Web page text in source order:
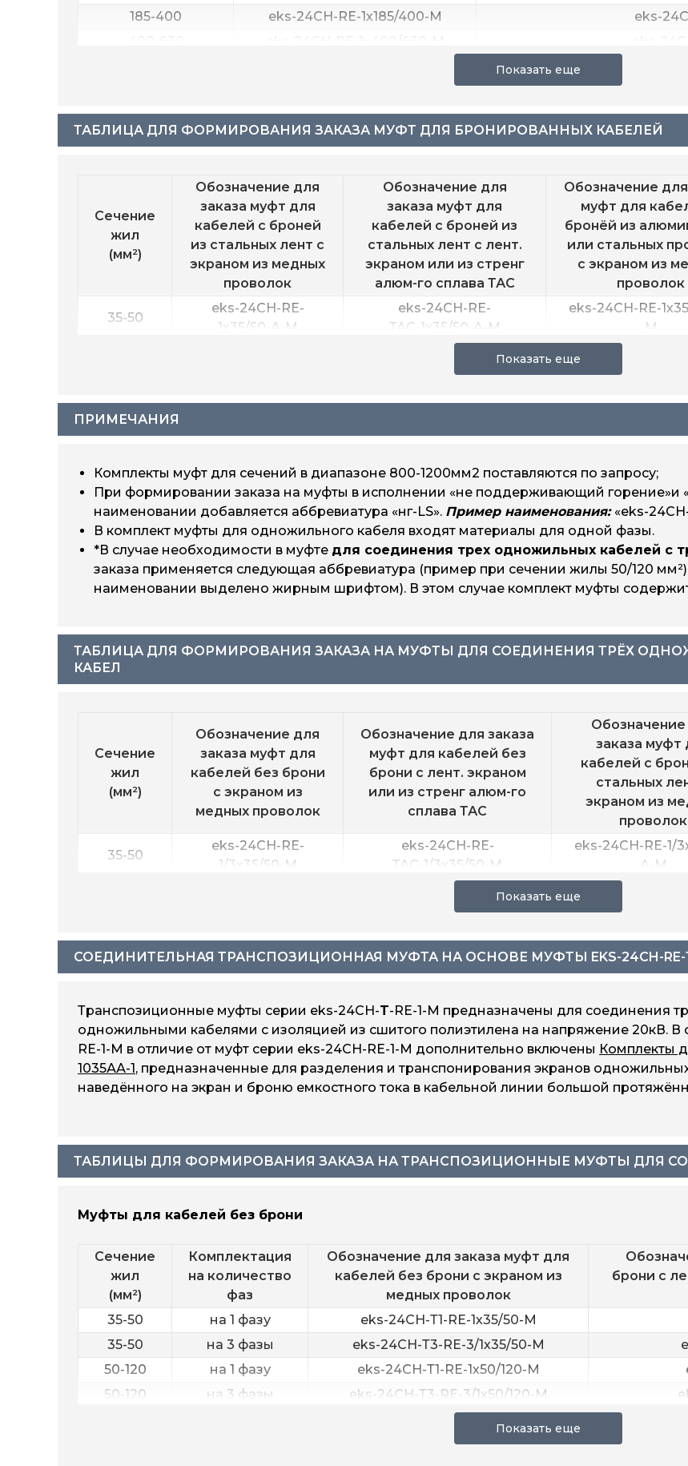
185-400
eks-24CH-RE-1х185/400-M
eks-
ТАБЛИЦА ДЛЯ ФОРМИРОВАНИЯ ЗАКАЗА МУФТ ДЛЯ БРОНИРОВАННЫХ КАБЕЛЕЙ
Сечение
жил
(мм²)
Обозначение для
заказа муфт для
кабелей с броней
из стальных лент с
экраном из медных
проволок
Обозначение для
заказа муфт для
кабелей с броней из
стальных лент с лент.
экраном или из стренг
алюм-го сплава ТАС
Обозначение для
муфт для
бронёй из
или стальных
с экраном из
проволок
35-50
eks-24CH-RE-
1х35/50-А-M
eks-24CH-RE-
ТАС-1х35/50-А-M
eks-24CH-RE-
M
ТАС-1х50/120-А-M
120-240
eks-24CH-RE-
eks-24CH-RE-
eks-24CH-RE-
400-630
eks-24CH-RE-
1х400/630-А-M
ТАС-1х400/630-А-M
eks-24CH-RE-
W-M
ПРИМЕЧАНИЯ
Комплекты муфт для сечений в диапазоне 800-1200мм2 поставляются по запросу;
При формировании заказа на муфты в исполнении «не поддерживающий горение»и
наименовании добавляется аббревиатура «нг-LS». Пример наименования: «eks-
В комплект муфты для одножильного кабеля входят материалы для одной фазы.
*В случае необходимости в муфте для соединения трех одножильных кабелей с
заказа применяется следующая аббревиатура (пример при сечении жилы 50/120
наименовании выделено жирным шрифтом). В этом случае комплект муфты
ТАБЛИЦА ДЛЯ ФОРМИРОВАНИЯ ЗАКАЗА НА МУФТЫ ДЛЯ СОЕДИНЕНИЯ ТРЁХ
КАБЕЛ
Сечение
жил
(мм²)
Обозначение для
заказа муфт для
кабелей без брони
с экраном из
медных проволок
Обозначение для заказа
муфт для кабелей без
брони с лент. экраном
или из стренг алюм-го
сплава ТАС
Обозначение
заказа муфт
кабелей с
стальных
экраном из
проволок
35-50
eks-24CH-RE-
1/3х35/50-M
eks-24CH-RE-
ТАС-1/3х35/50-M
eks-24CH-RE-1/
А-M
ТАС-1/3х50/120-M
120-240
1/3х120/240-M
ТАС-1/3х120/240-M
1/3х120/240-
eks-24CH-RE-
eks-24CH-RE-
eks-24CH-
СОЕДИНИТЕЛЬНАЯ ТРАНСПОЗИЦИОННАЯ МУФТА НА ОСНОВЕ МУФТЫ EKS-24CH-RE-1-
Транспозиционные муфты серии eks-24CH-T-RE-1-М предназначены для соединения
одножильными кабелями с изоляцией из сшитого полиэтилена на напряжение 20кВ. В
RE-1-M в отличие от муфт серии eks-24CH-RE-1-M дополнительно включены Комплекты
1035АА-1, предназначенные для разделения и транспонирования экранов
наведённого на экран и броню емкостного тока в кабельной линии большой
ТАБЛИЦЫ ДЛЯ ФОРМИРОВАНИЯ ЗАКАЗА НА ТРАНСПОЗИЦИОННЫЕ МУФТЫ ДЛЯ
Муфты для кабелей без брони
Сечение
жил
(мм²)
Комплектация
на количество
фаз
Обозначение для заказа муфт для
кабелей без брони с экраном из
медных проволок
брони с
35-50
на 1 фазу eks-24CH-Т1-RE-1х35/50-M
35-50
на 3 фазы eks-24CH-Т3-RE-3/1х35/50-M
50-120
на 1 фазу eks-24CH-Т1-RE-1х50/120-M
50-120
на 3 фазы eks-24CH-Т3-RE-3/1х50/120-M
eks-24CH-Т1-RE-1х120/240-M
eks-24CH-Т3-RE-3/1х120/240-M